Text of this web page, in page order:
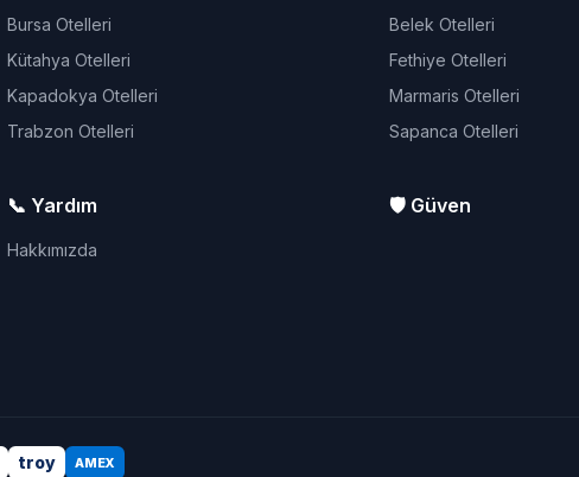
Bursa Otelleri
Kütahya Otelleri
Kapadokya Otelleri
Trabzon Otelleri
Belek Otelleri
Fethiye Otelleri
Marmaris Otelleri
Sapanca Otelleri
📞 Yardım
Hakkımızda
🛡️ Güven
troy AMEX